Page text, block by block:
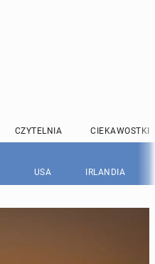
CZYTELNIA CIEKAWOSTKI
USA IRLANDIA